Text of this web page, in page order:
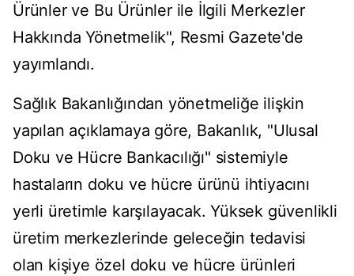
Ürünler ve Bu Ürünler ile İlgili Merkezler
Hakkında Yönetmelik", Resmi Gazete'de
yayımlandı.
Sağlık Bakanlığından yönetmeliğe ilişkin
yapılan açıklamaya göre, Bakanlık, "Ulusal
Doku ve Hücre Bankacılığı" sistemiyle
hastaların doku ve hücre ürünü ihtiyacını
yerli üretimle karşılayacak. Yüksek güvenlikli
üretim merkezlerinde geleceğin tedavisi
olan kişiye özel doku ve hücre ürünleri